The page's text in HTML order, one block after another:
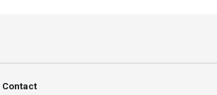
Contact